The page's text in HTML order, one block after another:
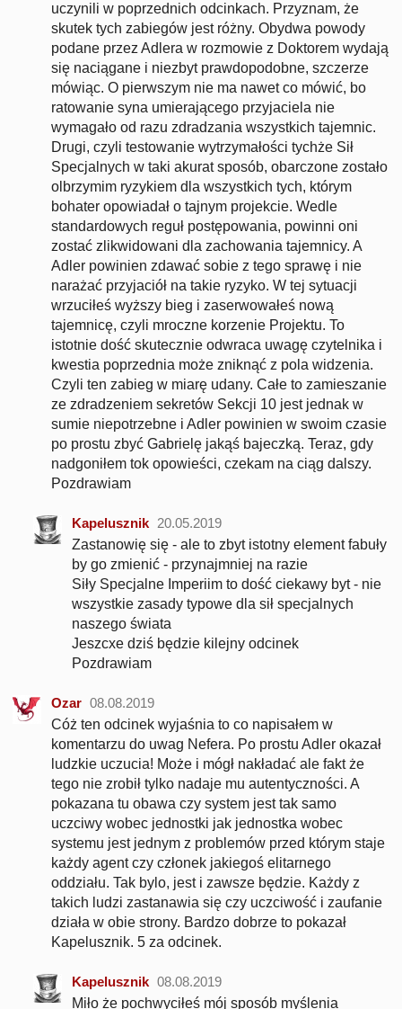
uczynili w poprzednich odcinkach. Przyznam, że
skutek tych zabiegów jest różny. Obydwa powody
podane przez Adlera w rozmowie z Doktorem wydają
się naciągane i niezbyt prawdopodobne, szczerze
mówiąc. O pierwszym nie ma nawet co mówić, bo
ratowanie syna umierającego przyjaciela nie
wymagało od razu zdradzania wszystkich tajemnic.
Drugi, czyli testowanie wytrzymałości tychże Sił
Specjalnych w taki akurat sposób, obarczone zostało
olbrzymim ryzykiem dla wszystkich tych, którym
bohater opowiadał o tajnym projekcie. Wedle
standardowych reguł postępowania, powinni oni
zostać zlikwidowani dla zachowania tajemnicy. A
Adler powinien zdawać sobie z tego sprawę i nie
narażać przyjaciół na takie ryzyko. W tej sytuacji
wrzuciłeś wyższy bieg i zaserwowałeś nową
tajemnicę, czyli mroczne korzenie Projektu. To
istotnie dość skutecznie odwraca uwagę czytelnika i
kwestia poprzednia może zniknąć z pola widzenia.
Czyli ten zabieg w miarę udany. Całe to zamieszanie
ze zdradzeniem sekretów Sekcji 10 jest jednak w
sumie niepotrzebne i Adler powinien w swoim czasie
po prostu zbyć Gabrielę jakąś bajeczką. Teraz, gdy
nadgoniłem tok opowieści, czekam na ciąg dalszy.
Pozdrawiam
Kapelusznik 20.05.2019
Zastanowię się - ale to zbyt istotny element fabuły
by go zmienić - przynajmniej na razie
Siły Specjalne Imperiim to dość ciekawy byt - nie
wszystkie zasady typowe dla sił specjalnych
naszego świata
Jeszcxe dziś będzie kilejny odcinek
Pozdrawiam
Ozar 08.08.2019
Cóż ten odcinek wyjaśnia to co napisałem w
komentarzu do uwag Nefera. Po prostu Adler okazał
ludzkie uczucia! Może i mógł nakładać ale fakt że
tego nie zrobił tylko nadaje mu autentyczności. A
pokazana tu obawa czy system jest tak samo
uczciwy wobec jednostki jak jednostka wobec
systemu jest jednym z problemów przed którym staje
każdy agent czy członek jakiegoś elitarnego
oddziału. Tak bylo, jest i zawsze będzie. Każdy z
takich ludzi zastanawia się czy uczciwość i zaufanie
działa w obie strony. Bardzo dobrze to pokazał
Kapelusznik. 5 za odcinek.
Kapelusznik 08.08.2019
Miło że pochwyciłeś mój sposób myślenia